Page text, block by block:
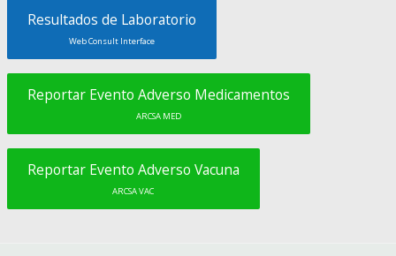
Resultados de Laboratorio
Web Consult Interface
Reportar Evento Adverso Medicamentos
ARCSA MED
Reportar Evento Adverso Vacuna
ARCSA VAC